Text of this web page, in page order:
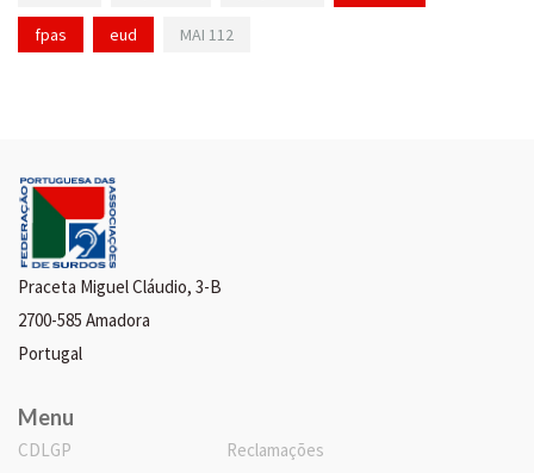
fpas eud MAI 112
Praceta Miguel Cláudio, 3-B
2700-585 Amadora
Portugal
Menu
CDLGP
Reclamações